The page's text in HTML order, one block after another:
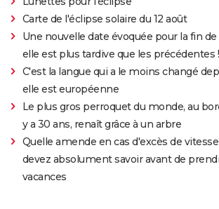
Carte de l'éclipse solaire du 12 août
Une nouvelle date évoquée pour la fin de
elle est plus tardive que les précédentes !
C'est la langue qui a le moins changé
elle est européenne
Le plus gros perroquet du monde, au
y a 30 ans, renaît grâce à un arbre
Quelle amende en cas d'excès de
devez absolument savoir avant de
vacances